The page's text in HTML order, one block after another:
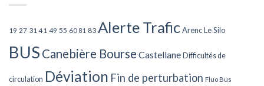
19 27 31 41 49 55 60 81 83 Alerte TraficArenc Le Silo
BUS Canebière Bourse Castellane Difficultés de
circulation Déviation Fin de perturbation Fluo Bus